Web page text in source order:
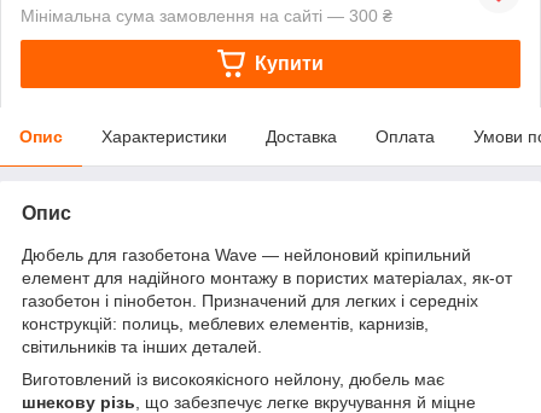
Мінімальна сума замовлення на сайті — 300 ₴
Купити
Опис Характеристики Доставка Оплата Умови
Опис
Дюбель для газобетона Wave — нейлоновий кріпильний
елемент для надійного монтажу в пористих матеріалах, як-от
газобетон і пінобетон. Призначений для легких і середніх
конструкцій: полиць, меблевих елементів, карнизів,
світильників та інших деталей.
Виготовлений із високоякісного нейлону, дюбель має
шнекову різь , що забезпечує легке вкручування й міцне